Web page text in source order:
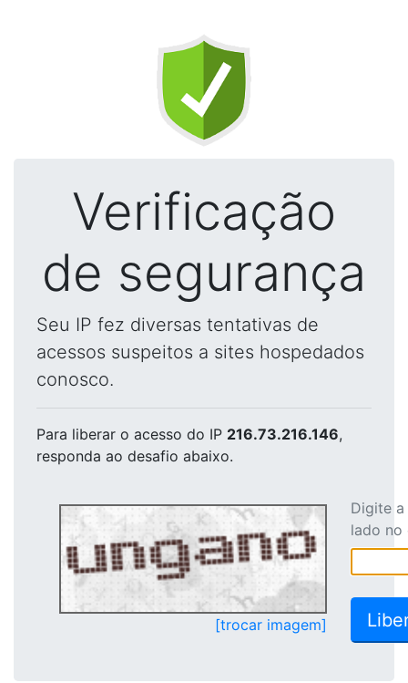
Verificação
de segurança
Seu IP fez diversas tentativas de
acessos suspeitos a sites hospedados
conosco.
Para liberar o acesso do IP 216.73.216.146,
responda ao desafio abaixo.
[trocar imagem]
Digite
lado no